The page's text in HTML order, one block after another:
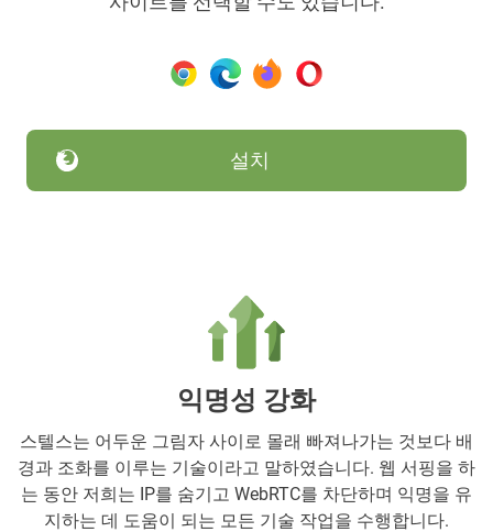
설치
익명성 강화
스텔스는 어두운 그림자 사이로 몰래 빠져나가는 것보다 배
경과 조화를 이루는 기술이라고 말하였습니다. 웹 서핑을 하
는 동안 저희는 IP를 숨기고 WebRTC를 차단하며 익명을 유
지하는 데 도움이 되는 모든 기술 작업을 수행합니다.